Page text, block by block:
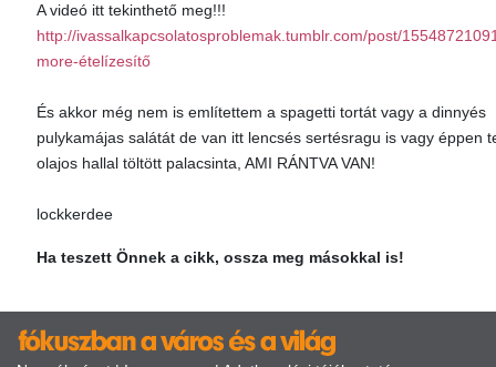
A videó itt tekinthető meg!!!
http://ivassalkapcsolatosproblemak.tumblr.com/post/
more-ételízesítő
És akkor még nem is említettem a spagetti tortát vagy a dinnyés
pulykamájas salátát de van itt lencsés sertésragu is vagy éppen
olajos hallal töltött palacsinta, AMI RÁNTVA VAN!
lockkerdee
Ha teszett Önnek a cikk, ossza meg másokkal is!